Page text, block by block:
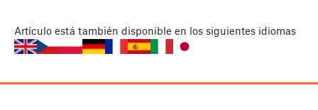
Artículo está también disponible en los siguientes idiomas